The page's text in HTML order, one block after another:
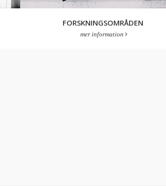
FORSKNINGSOMRÅDEN
mer information